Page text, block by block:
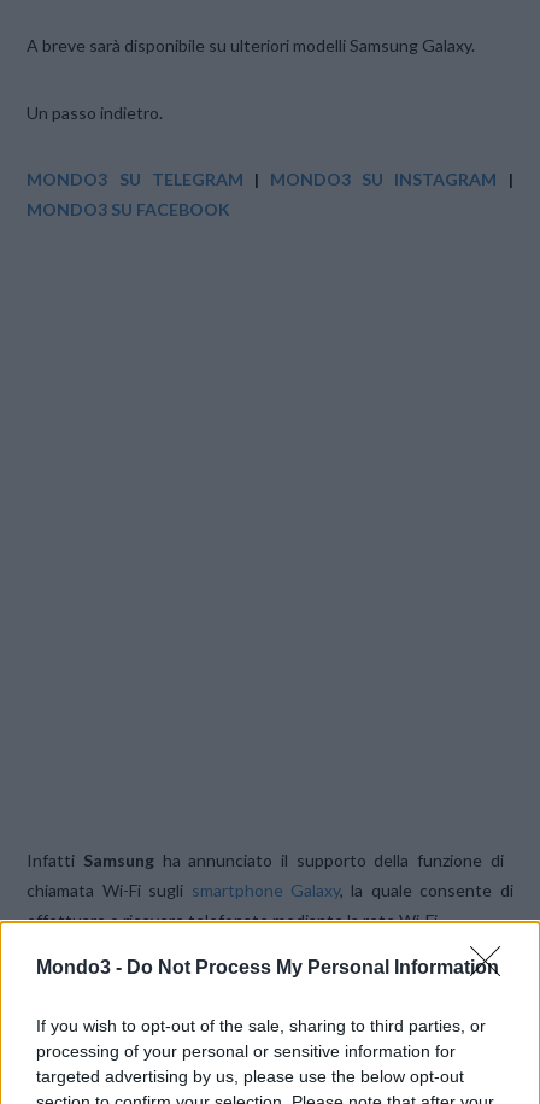
Mondo3 - Do Not Process My Personal Information
If you wish to opt-out of the sale, sharing to third parties, or
processing of your personal or sensitive information for
targeted advertising by us, please use the below opt-out
A breve sarà disponibile su ulteriori modelli Samsung Galaxy.
Un passo indietro.
MONDO3 SU TELEGRAM | MONDO3 SU INSTAGRAM |
MONDO3 SU FACEBOOK
Infatti Samsung ha annunciato il supporto della funzione di
chiamata Wi-Fi sugli smartphone Galaxy, la quale consente di
effettuare o ricevere telefonate mediante la rete Wi-Fi.
copertura di rete, come nel caso di luoghi isolati o all’interno di
edifici, il servizio è abilitato di default, è completamente
integrato nella nuova interfaccia One UI 5.0 rilasciata con